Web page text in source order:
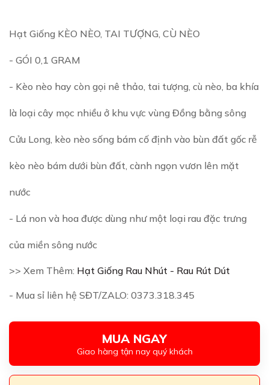
Hạt Giống KÈO NÈO, TAI TƯỢNG, CÙ NÈO
- GÓI 0,1 GRAM
- Kèo nèo hay còn gọi nê thảo, tai tượng, cù nèo, ba khía
là loại cây mọc nhiều ở khu vực vùng Đồng bằng sông
Cửu Long, kèo nèo sống bám cố định vào bùn đất gốc rễ
kèo nèo bám dưới bùn đất, cành ngọn vươn lên mặt
nước
- Lá non và hoa được dùng như một loại rau đặc trưng
của miền sông nước
>> Xem Thêm: Hạt Giống Rau Nhút - Rau Rút Dút
- Mua sỉ liên hệ SĐT/ZALO: 0373.318.345
MUA NGAY
Giao hàng tận nay quý khách